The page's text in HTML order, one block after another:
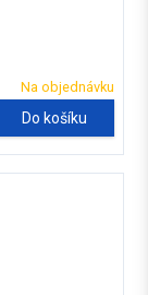
Na objednávku
Do košíku